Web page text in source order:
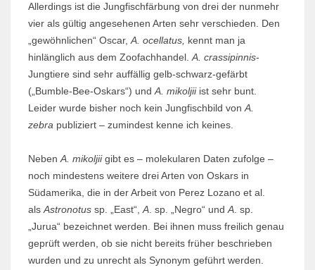
Allerdings ist die Jungfischfärbung von drei der nunmehr
vier als gültig angesehenen Arten sehr verschieden. Den
„gewöhnlichen“ Oscar,A. ocellatus, kennt man ja
hinlänglich aus dem Zoofachhandel.A. crassipinnis-
Jungtiere sind sehr auffällig gelb-schwarz-gefärbt
(„Bumble-Bee-Oskars“) undA. mikoljiiist sehr bunt.
Leider wurde bisher noch kein Jungfischbild vonA.
zebra publiziert – zumindest kenne ich keines.
NebenA. mikoljiigibt es – molekularen Daten zufolge –
noch mindestens weitere drei Arten von Oskars in
Südamerika, die in der Arbeit von Perez Lozano et al.
alsAstronotus sp. „East“,A. sp. „Negro“ undA. sp.
„Jurua“ bezeichnet werden. Bei ihnen muss freilich genau
geprüft werden, ob sie nicht bereits früher beschrieben
wurden und zu unrecht als Synonym geführt werden.